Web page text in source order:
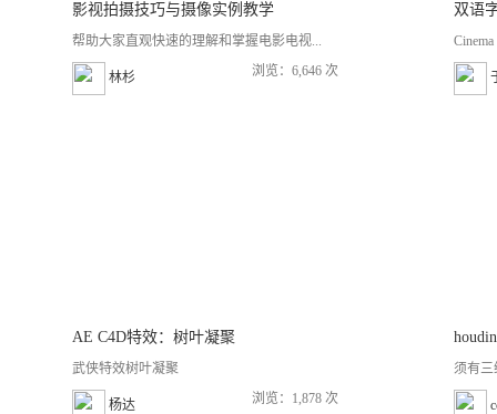
影视拍摄技巧与摄像实例教学
帮助大家直观快速的理解和掌握电影电视...
林杉 浏览：6,646 次
AE C4D特效：树叶凝聚
武侠特效树叶凝聚
杨达 浏览：1,878 次
须有三